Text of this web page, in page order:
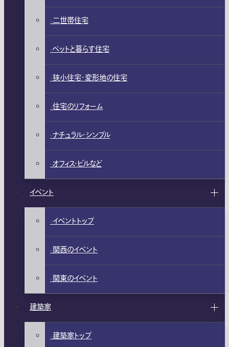
二世帯住宅
ペットと暮らす住宅
狭小住宅・変形地の住宅
住宅のリフォーム
ナチュラル・シンプル
オフィス・ビルなど
イベント
イベントトップ
関西のイベント
関東のイベント
建築家
建築家トップ